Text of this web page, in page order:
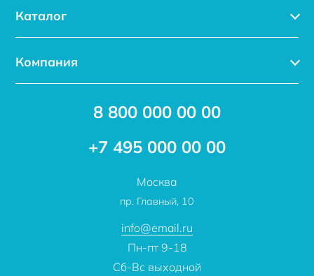
Каталог
Каталог
Услуги
Компания
Доставка
8 800 000 00 00
+7 495 000 00 00
Москва
пр. Главный, 10
info@email.ru
Пн-пт 9-18
Сб-Вс выходной